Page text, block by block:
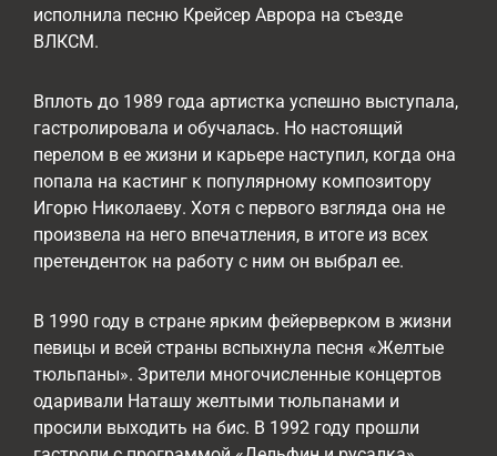
исполнила песню Крейсер Аврора на съезде
ВЛКСМ.
Вплоть до 1989 года артистка успешно выступала,
гастролировала и обучалась. Но настоящий
перелом в ее жизни и карьере наступил, когда она
попала на кастинг к популярному композитору
Игорю Николаеву. Хотя с первого взгляда она не
произвела на него впечатления, в итоге из всех
претенденток на работу с ним он выбрал ее.
В 1990 году в стране ярким фейерверком в жизни
певицы и всей страны вспыхнула песня «Желтые
тюльпаны». Зрители многочисленные концертов
одаривали Наташу желтыми тюльпанами и
просили выходить на бис. В 1992 году прошли